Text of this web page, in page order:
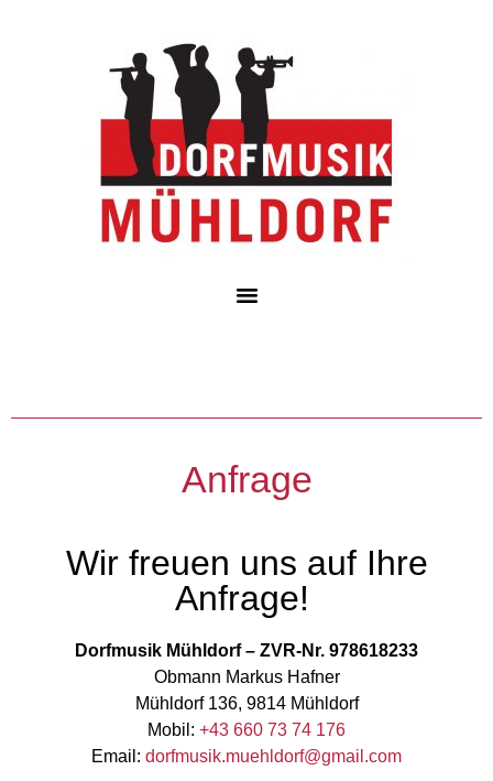
Anfrage
Wir freuen uns auf Ihre
Anfrage!
Dorfmusik Mühldorf – ZVR-Nr. 978618233
Obmann Markus Hafner
Mühldorf 136, 9814 Mühldorf
Mobil: +43 660 73 74 176
Email: dorfmusik.muehldorf@gmail.com